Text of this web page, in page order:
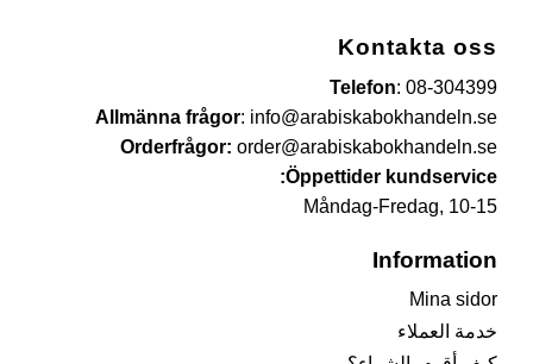
Kontakta oss
Telefon: 08-304399
Allmänna frågor: info@arabiskabokhandeln.se
Orderfrågor: order@arabiskabokhandeln.se
Öppettider kundservice:
Måndag-Fredag, 10-15
Information
Mina sidor
خدمة العملاء